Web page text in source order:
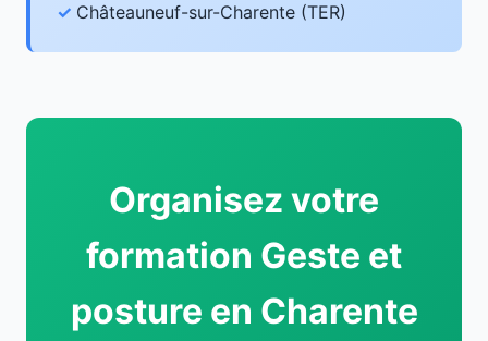
Châteauneuf-sur-Charente (TER)
Organisez votre
formation Geste et
posture en Charente